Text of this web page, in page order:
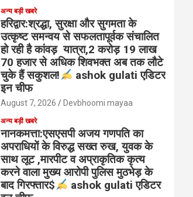
अन्य बड़ी खबरे
हरिद्वार:श्रद्धा, सुरक्षा और सुगमता के
उत्कृष्ट समन्वय से सफलतापूर्वक संचालित
हो रही है कांवड़ यात्रा,2 करोड़ 19 लाख
70 हजार से अधिक शिवभक्त अब तक लौटे
चुके हैं सकुशल!
ashok gulati एडिटर
इन चीफ
August 7, 2026 Devbhoomi mayaa
अन्य बड़ी खबरे
नानकमत्ता:एसएसपी अजय गणपति का
अपराधियों के विरुद्ध सख्त रुख, युवक के
साथ लूट ,मारपीट व अप्राकृतिक कृत्य
करने वाला मुख्य आरोपी पुलिस मुठभेड़ के
बाद गिरफ्तार$
ashok gulati एडिटर